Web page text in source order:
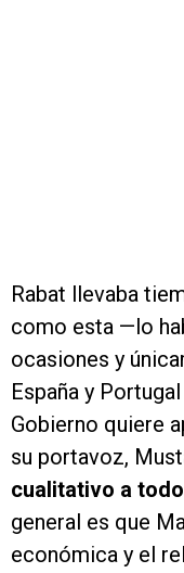
Rabat llevaba
como esta —lo
ocasiones y
España y
Gobierno quiere
su portavoz,
cualitativo a
general es que
económica y el